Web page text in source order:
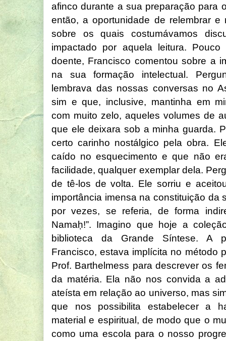
afinco durante a sua preparação para
então, a oportunidade de relembrar e
sobre os quais costumávamos
impactado por aquela leitura.
doente, Francisco comentou sobre a
na sua formação intelectual.
lembrava das nossas conversas no
sim e que, inclusive, mantinha em
com muito zelo, aqueles volumes de
que ele deixara sob a minha guarda.
certo carinho nostálgico pela obra.
caído no esquecimento e que não
facilidade, qualquer exemplar dela.
de tê-los de volta. Ele sorriu e
importância imensa na constituição da
por vezes, se referia, de forma
Namaḥ!”. Imagino que hoje a
biblioteca da Grande Síntese. A
Francisco, estava implícita no método
Prof. Barthelmess para descrever os
da matéria. Ela não nos convida a
ateísta em relação ao universo, mas
que nos possibilita estabelecer a
material e espiritual, de modo que o
como uma escola para o nosso